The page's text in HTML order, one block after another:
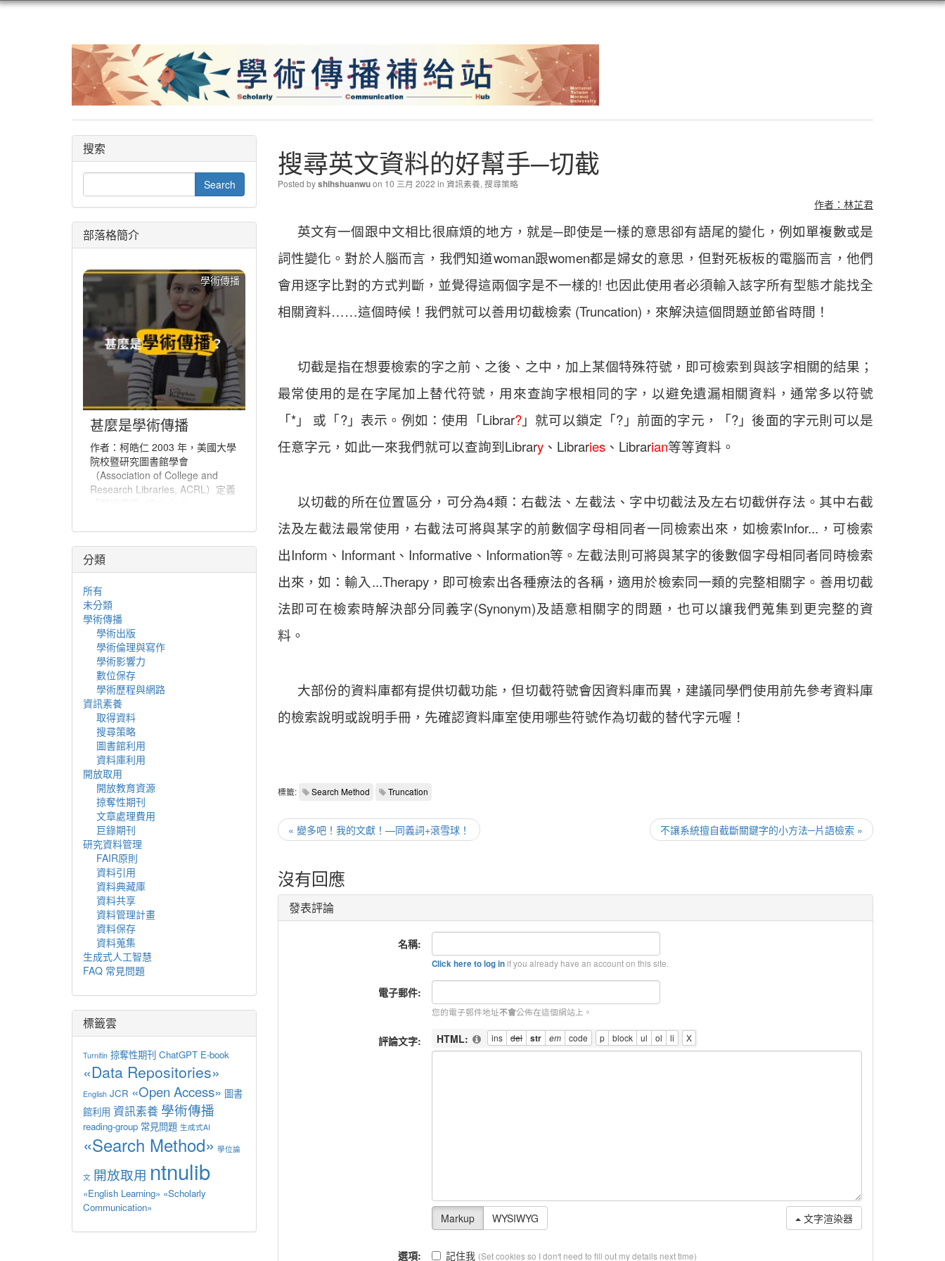
搜尋英文資料的好幫手─切截
Posted byshihshuanwuon 10 三月 2022 in 資訊素養, 搜尋策略
作者：林芷君
英文有一個跟中文相比很麻煩的地方，就是─即使是一樣的意思卻有語尾的變化，例如單複數或是
詞性變化。對於人腦而言，我們知道woman跟women都是婦女的意思，但對死板板的電腦而言，他們
會用逐字比對的方式判斷，並覺得這兩個字是不一樣的! 也因此使用者必須輸入該字所有型態才能找全
相關資料……這個時候！我們就可以善用切截檢索 (Truncation)，來解決這個問題並節省時間！
切截是指在想要檢索的字之前、之後、之中，加上某個特殊符號，即可檢索到與該字相關的結果；
最常使用的是在字尾加上替代符號，用來查詢字根相同的字，以避免遺漏相關資料，通常多以符號
「*」 或「?」表示。例如：使用「Librar?」就可以鎖定「?」前面的字元，「?」後面的字元則可以是
任意字元，如此一來我們就可以查詢到Library、Libraries、Librarian等等資料。
以切截的所在位置區分，可分為4類：右截法、左截法、字中切截法及左右切截併存法。其中右截
法及左截法最常使用，右截法可將與某字的前數個字母相同者一同檢索出來，如檢索Infor...，可檢索
出Inform、Informant、Informative、Information等。左截法則可將與某字的後數個字母相同者同時檢索
出來，如：輸入...Therapy，即可檢索出各種療法的各稱，適用於檢索同一類的完整相關字。善用切截
法即可在檢索時解決部分同義字(Synonym)及語意相關字的問題，也可以讓我們蒐集到更完整的資
料。
大部份的資料庫都有提供切截功能，但切截符號會因資料庫而異，建議同學們使用前先參考資料庫
的檢索說明或說明手冊，先確認資料庫室使用哪些符號作為切截的替代字元喔！
標籤: Search Method Truncation
« 變多吧！我的文獻！—同義詞+滾雪球！ 不讓系統擅自截斷關鍵字的小方法─片語檢索 »
沒有回應
發表評論
名稱:
Click here to log inif you already have an account on this site.
電子郵件:
您的電子郵件地址不會公佈在這個網站上。
評論文字: HTML:
文字渲染器
選項: 記住我 (Set cookies so I don't need to fill out my details next time)
搜索
部落格簡介
學術傳播
甚麼是學術傳播
作者：柯皓仁 2003 年，美國大學
院校暨研究圖書館學會
（Association of College and
Research Libraries, ACRL）定義
統，經由該系統創建研究和其他學
術著作、評估品質、傳播於學術社
群、並保存以備未來所使用」。學
術傳播也可說是學者分享與出版研
究發現、使研究發現能夠廣為學術
社群或更多人能取得的程序。
分類
所有
未分類
學術傳播
學術出版
學術倫理與寫作
學術影響力
數位保存
學術歷程與網路
資訊素養
取得資料
搜尋策略
圖書館利用
資料庫利用
開放取用
開放教育資源
掠奪性期刊
文章處理費用
巨錄期刊
研究資料管理
FAIR原則
資料引用
資料典藏庫
資料共享
資料管理計畫
資料保存
資料蒐集
生成式人工智慧
FAQ 常見問題
標籤雲
Turnitin 掠奪性期刊 ChatGPT E-book
«Data Repositories»
English JCR «Open Access» 圖書
館利用 資訊素養 學術傳播
reading-group 常見問題 生成式AI
«Search Method» 學位論
文 開放取用 ntnulib
«English Learning» «Scholarly
Communication»